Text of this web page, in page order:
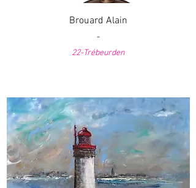
Brouard Alain
-
22-Trébeurden